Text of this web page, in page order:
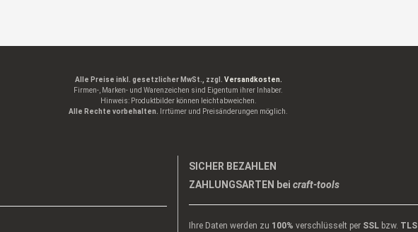
Alle Preise inkl. gesetzlicher MwSt., zzgl. Versandkosten.
Firmen-, Marken- und Warenzeichen sind Eigentum ihrer Inhaber.
Hinweis: Produktbilder können leicht abweichen.
Alle Rechte vorbehalten.
Irrtümer und Preisänderungen möglich.
SICHER BEZAHLEN
ZAHLUNGSARTEN bei craft-tools
Ihre Daten werden zu 100% verschlüsselt per SSL bzw. TLS